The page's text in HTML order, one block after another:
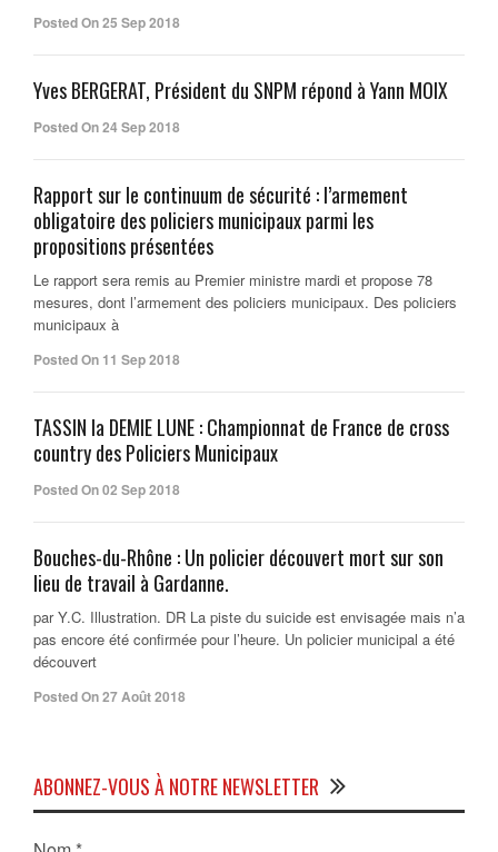
Posted On 25 Sep 2018
Yves BERGERAT, Président du SNPM répond à Yann MOIX
Posted On 24 Sep 2018
Rapport sur le continuum de sécurité : l’armement
obligatoire des policiers municipaux parmi les
propositions présentées
Le rapport sera remis au Premier ministre mardi et propose 78
mesures, dont l’armement des policiers municipaux. Des policiers
municipaux à
Posted On 11 Sep 2018
TASSIN la DEMIE LUNE : Championnat de France de cross
country des Policiers Municipaux
Posted On 02 Sep 2018
Bouches-du-Rhône : Un policier découvert mort sur son
lieu de travail à Gardanne.
par Y.C. Illustration. DR La piste du suicide est envisagée mais n’a
pas encore été confirmée pour l’heure. Un policier municipal a été
découvert
Posted On 27 Août 2018
ABONNEZ-VOUS À NOTRE NEWSLETTER